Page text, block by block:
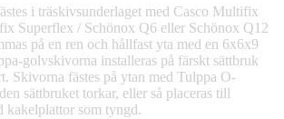
i träskivsunderlaget med Casco Multifix
Superflex / Schönox Q6 eller Schönox Q12
på en ren och hållfast yta med en 6x6x9
golvskivorna installeras på färskt sättbruk
Skivorna fästes på ytan med Tulppa O-
sättbruket torkar, eller så placeras till
kakelplattor som tyngd.